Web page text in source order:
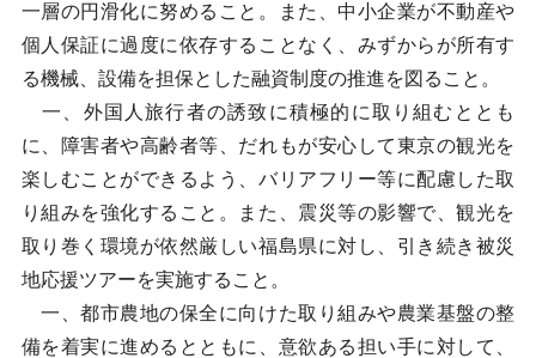
一層の円滑化に努めること。また、中小企業が不動産や
個人保証に過度に依存することなく、みずからが所有す
る機械、設備を担保とした融資制度の推進を図ること。
一、外国人旅行者の誘致に積極的に取り組むととも
に、障害者や高齢者等、だれもが安心して東京の観光を
楽しむことができるよう、バリアフリー等に配慮した取
り組みを強化すること。また、震災等の影響で、観光を
取り巻く環境が依然厳しい福島県に対し、引き続き被災
地応援ツアーを実施すること。
一、都市農地の保全に向けた取り組みや農業基盤の整
備を着実に進めるとともに、意欲ある担い手に対して、